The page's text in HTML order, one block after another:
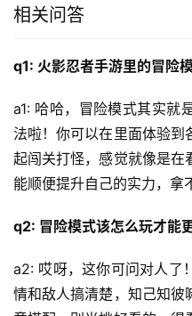
相关问答
q1: 火影忍者手游里的冒险
a1: 哈哈，冒险模式其实就
法啦！你可以在里面体验到
起闯关打怪，感觉就像是在
能顺便提升自己的实力，拿
q2: 冒险模式该怎么玩才能
a2: 哎呀，这你可问对人了
情和敌人搞清楚，知己知彼